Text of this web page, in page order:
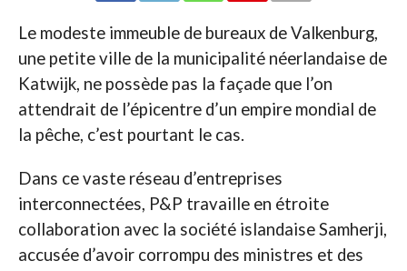
Le modeste immeuble de bureaux de Valkenburg,
une petite ville de la municipalité néerlandaise de
Katwijk, ne possède pas la façade que l’on
attendrait de l’épicentre d’un empire mondial de
la pêche, c’est pourtant le cas.
Dans ce vaste réseau d’entreprises
interconnectées, P&P travaille en étroite
collaboration avec la société islandaise Samherji,
accusée d’avoir corrompu des ministres et des